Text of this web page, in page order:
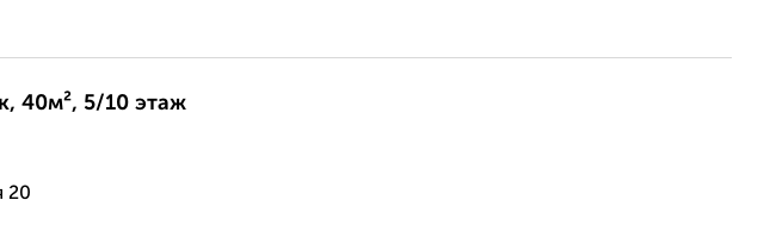
40м², 5/10 этаж
20